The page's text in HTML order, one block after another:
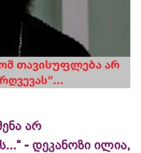
არ
- დეკანოზი ილია,